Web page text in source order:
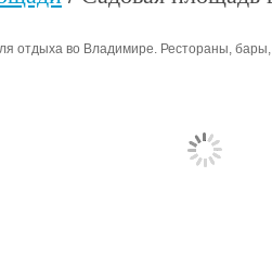
отдыха во Владимире. Рестораны,